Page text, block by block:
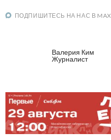
ПОДПИШИТЕСЬ НА НАС В MAX
Валерия Ким
Журналист